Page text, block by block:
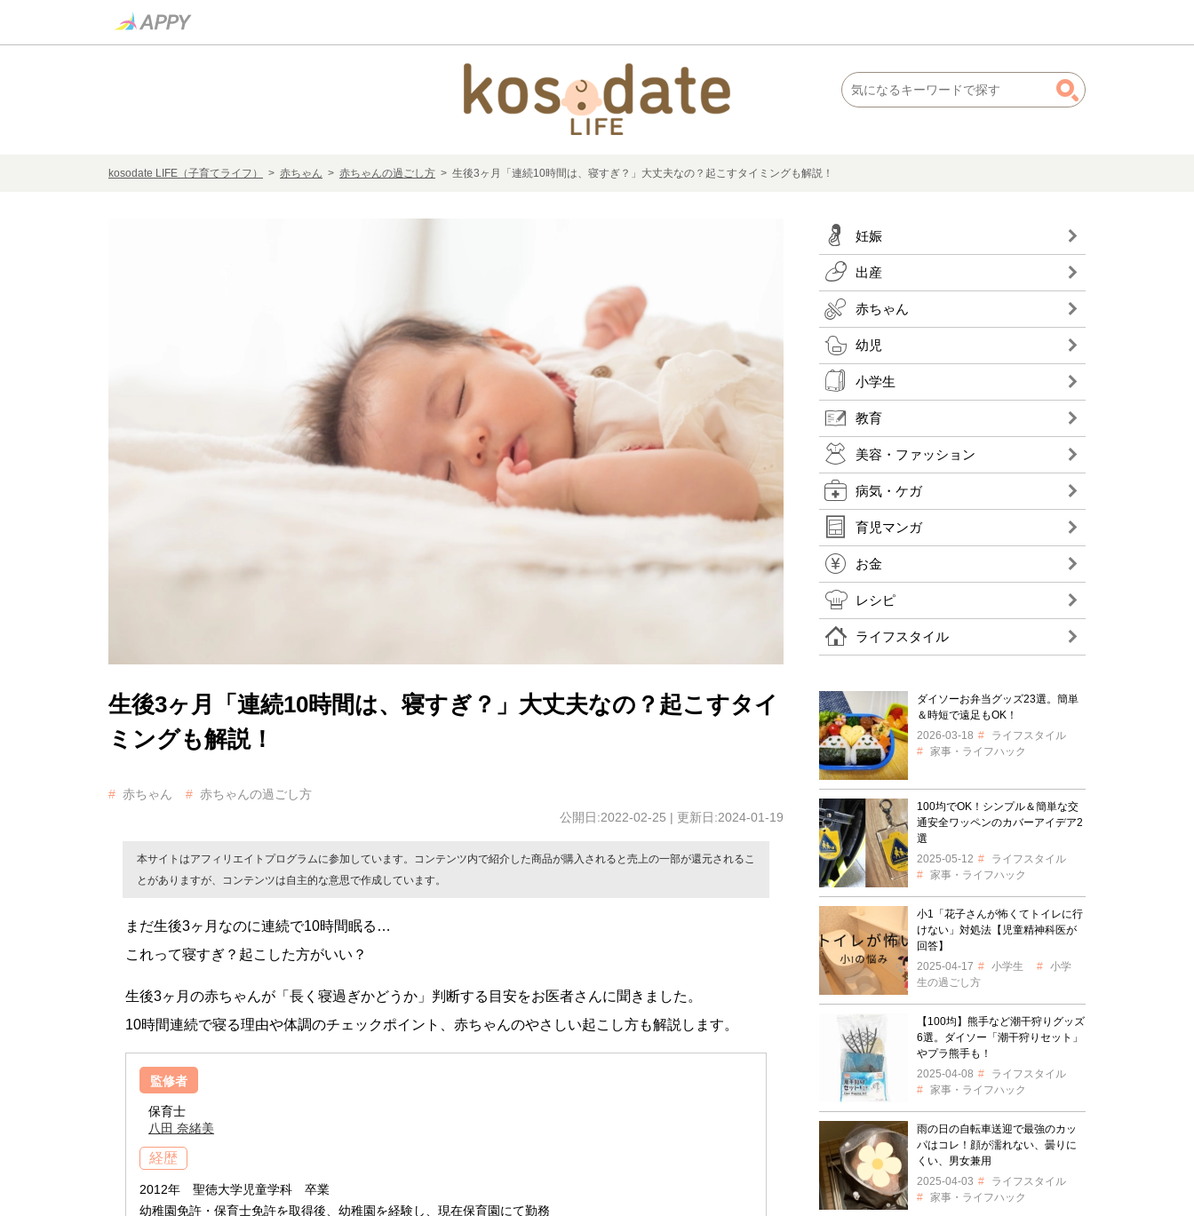
kosodate LIFE（子育てライフ） > 赤ちゃん > 赤ちゃんの過ごし方 > 生後3ヶ月「連続10時間は、寝すぎ？」大丈夫なの？起こすタイミングも解説！
生後3ヶ月「連続10時間は、寝すぎ？」大丈夫なの？起こすタイ
ミングも解説！
赤ちゃん
赤ちゃんの過ごし方
公開日:2022-02-25 | 更新日:2024-01-19
本サイトはアフィリエイトプログラムに参加しています。コンテンツ内で紹介した商品が購入されると売上の一部が還元されるこ
とがありますが、コンテンツは自主的な意思で作成しています。
まだ生後3ヶ月なのに連続で10時間眠る…
これって寝すぎ？起こした方がいい？
生後3ヶ月の赤ちゃんが「長く寝過ぎかどうか」判断する目安をお医者さんに聞きました。
10時間連続で寝る理由や体調のチェックポイント、赤ちゃんのやさしい起こし方も解説します。
監修者
保育士
八田 奈緒美
経歴
2012年 聖徳大学児童学科 卒業
幼稚園免許・保育士免許を取得後、幼稚園を経験し、現在保育園にて勤務
妊娠
出産
赤ちゃん
幼児
小学生
教育
美容・ファッション
病気・ケガ
育児マンガ
お金
レシピ
ライフスタイル
ダイソーお弁当グッズ23選。簡単
＆時短で遠足もOK！
2026-03-18
ライフスタイル
家事・ライフハック
100均でOK！シンプル＆簡単な交
通安全ワッペンのカバーアイデア2
選
2025-05-12
ライフスタイル
家事・ライフハック
小1「花子さんが怖くてトイレに行
けない」対処法【児童精神科医が
回答】
2025-04-17
小学生
小学
生の過ごし方
【100均】熊手など潮干狩りグッズ
6選。ダイソー「潮干狩りセット」
やプラ熊手も！
2025-04-08
ライフスタイル
家事・ライフハック
雨の日の自転車送迎で最強のカッ
パはコレ！顔が濡れない、曇りに
くい、男女兼用
2025-04-03
ライフスタイル
家事・ライフハック